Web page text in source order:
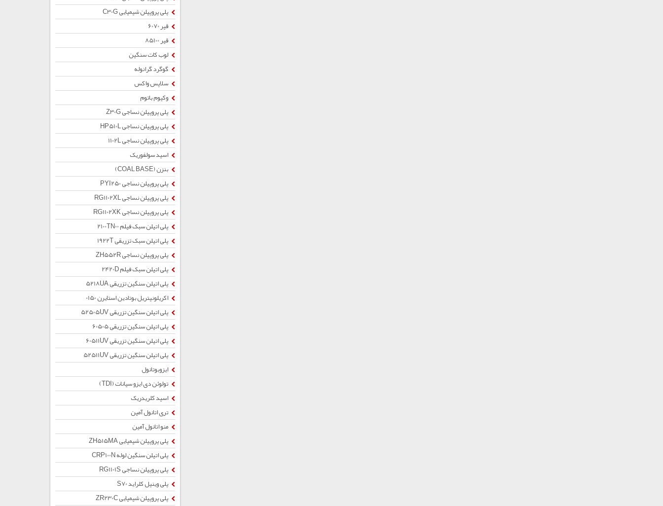
پلی پروپیلن شیمیایی C30G
قیر 6070
قیر 85100
لوب کات سنگین
گوگرد گرانوله
سلاپس واکس
وکیوم باتوم
پلی پروپیلن نساجی Z30G
پلی پروپیلن نساجی HP510L
پلی پروپیلن نساجی 1102L
اسید سولفوریک
بنزن (COAL BASE)
پلی پروپیلن نساجی PYI250
پلی پروپیلن نساجی RG1102XL
پلی پروپیلن نساجی RG1102XK
پلی اتیلن سبک فیلم 2100TN00
پلی اتیلن سبک تزریقی 1922T
پلی پروپیلن نساجی ZH552R
پلی اتیلن سبک فیلم 2420D
پلی اتیلن سنگین تزریقی 5218UA
اکریلونیتریل بوتادین استایرن 0150
پلی اتیلن سنگین تزریقی 52505UV
پلی اتیلن سنگین تزریقی 60505
پلی اتیلن سنگین تزریقی 60511UV
پلی اتیلن سنگین تزریقی 52511UV
ایزوبوتانول
تولوئن دی ایزو سیانات (TDI)
اسید کلریدریک
تری اتانول آمین
منو اتانول آمین
پلی پروپیلن شیمیایی ZH515MA
پلی اتیلن سنگین لوله CRP100N
پلی پروپیلن نساجی RG1101S
پلی وینیل کلراید S70
پلی پروپیلن شیمیایی ZR230C